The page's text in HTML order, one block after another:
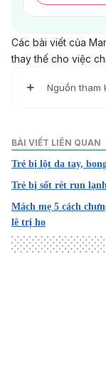
Các bài viết của
thay thế cho việc
Nguồn tham
https://
throat/
Ngày truy cập:
2. Stuffy or
https://
library/
Ngày truy cập:
BÀI VIẾT LIÊN QUAN
Trẻ bị lột da tay,
Trẻ bị sốt rét run
Mách mẹ 5 cách
lê trị ho